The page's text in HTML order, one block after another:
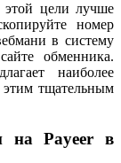
этой цели лучше
номер
в систему
обменника.
наиболее
тщательным
на Payeer в